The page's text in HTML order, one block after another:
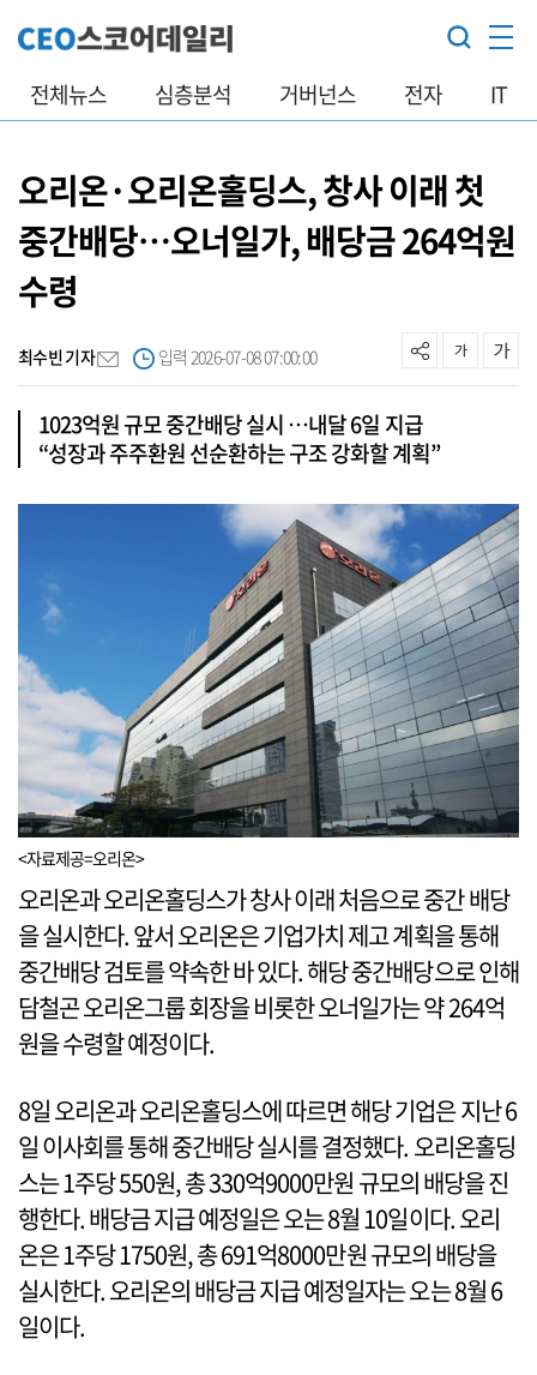
전체뉴스 심층분석 거버넌스 전자 IT
오리온·오리온홀딩스, 창사 이래 첫
중간배당…오너일가, 배당금 264억원
수령
최수빈 기자 입력 2026-07-08 07:00:00
1023억원 규모 중간배당 실시 …내달 6일 지급
“성장과 주주환원 선순환하는 구조 강화할 계획”
<자료제공=오리온>
오리온과 오리온홀딩스가 창사 이래 처음으로 중간 배당
을 실시한다. 앞서 오리온은 기업가치 제고 계획을 통해
중간배당 검토를 약속한 바 있다. 해당 중간배당으로 인해
담철곤 오리온그룹 회장을 비롯한 오너일가는 약 264억
원을 수령할 예정이다.
8일 오리온과 오리온홀딩스에 따르면 해당 기업은 지난 6
일 이사회를 통해 중간배당 실시를 결정했다. 오리온홀딩
스는 1주당 550원, 총 330억9000만원 규모의 배당을 진
행한다. 배당금 지급 예정일은 오는 8월 10일이다. 오리
온은 1주당 1750원, 총 691억8000만원 규모의 배당을
실시한다. 오리온의 배당금 지급 예정일자는 오는 8월 6
일이다.